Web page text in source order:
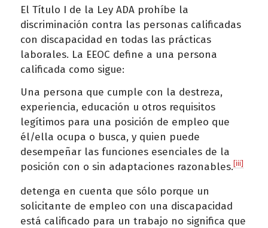
El Título I de la Ley ADA prohíbe la
discriminación contra las personas calificadas
con discapacidad en todas las prácticas
laborales. La EEOC define a una persona
calificada como sigue:
Una persona que cumple con la destreza,
experiencia, educación u otros requisitos
legítimos para una posición de empleo que
él/ella ocupa o busca, y quien puede
desempeñar las funciones esenciales de la
posición con o sin adaptaciones razonables. [iii]
detenga en cuenta que sólo porque un
solicitante de empleo con una discapacidad
está calificado para un trabajo no significa que